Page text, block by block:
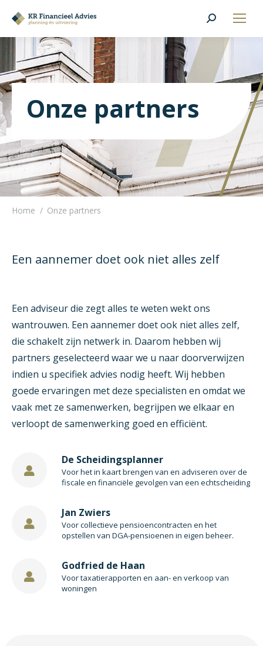
Search:
Onze partners
Je bent hier:
Home Onze partners
Een aannemer doet ook niet alles zelf
Een adviseur die zegt alles te weten wekt ons
wantrouwen. Een aannemer doet ook niet alles zelf,
die schakelt zijn netwerk in. Daarom hebben wij
partners geselecteerd waar we u naar doorverwijzen
indien u specifiek advies nodig heeft. Wij hebben
goede ervaringen met deze specialisten en omdat we
vaak met ze samenwerken, begrijpen we elkaar en
verloopt de samenwerking goed en efficiënt.
De Scheidingsplanner
Voor het in kaart brengen van en adviseren over de
fiscale en financiële gevolgen van een echtscheiding
Jan Zwiers
Voor collectieve pensioencontracten en het
opstellen van DGA-pensioenen in eigen beheer.
Godfried de Haan
Voor taxatierapporten en aan- en verkoop van
woningen